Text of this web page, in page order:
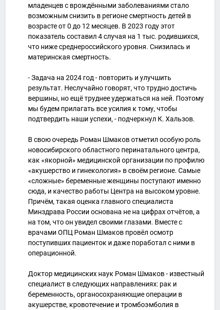
младенцев с врождёнными заболеваниями стало
возможным снизить в регионе смертность детей в
возрасте от 0 до 12 месяцев. В 2023 году этот
показатель составил 4 случая на 1 тыс. родившихся,
что ниже среднероссийского уровня. Снизилась и
материнская смертность.
- Задача на 2024 год - повторить и улучшить
результат. Неслучайно говорят, что трудно достичь
вершины, но ещё труднее удержаться на ней. Поэтому
мы будем прилагать все усилия к тому, чтобы
подтвердить наши успехи, - подчеркнул К. Хальзов.
В свою очередь Роман Шмаков отметил особую роль
новосибирского областного перинатального центра,
как «якорной» медицинской организации по профилю
«акушерство и гинекология» в своём регионе. Самые
«сложные» беременные женщины поступают именно
сюда, и качество работы Центра на высоком уровне.
Причём, такая оценка главного специалиста
Минздрава России основана не на цифрах отчётов, а
на том, что он увидел своими глазами. Вместе с
врачами ОПЦ Роман Шмаков провёл осмотр
поступивших пациенток и даже поработал с ними в
операционной.
Доктор медицинских наук Роман Шмаков - известный
специалист в следующих направлениях: рак и
беременность, органосохраняющие операции в
акушерстве, кровотечение и тромбоэмболия в